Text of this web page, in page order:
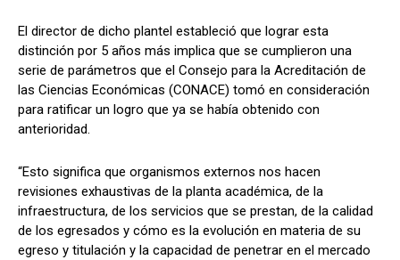
p
k
El director de dicho plantel estableció que lograr esta
distinción por 5 años más implica que se cumplieron una
serie de parámetros que el Consejo para la Acreditación de
las Ciencias Económicas (CONACE) tomó en consideración
para ratificar un logro que ya se había obtenido con
anterioridad.
“Esto significa que organismos externos nos hacen
revisiones exhaustivas de la planta académica, de la
infraestructura, de los servicios que se prestan, de la calidad
de los egresados y cómo es la evolución en materia de su
egreso y titulación y la capacidad de penetrar en el mercado